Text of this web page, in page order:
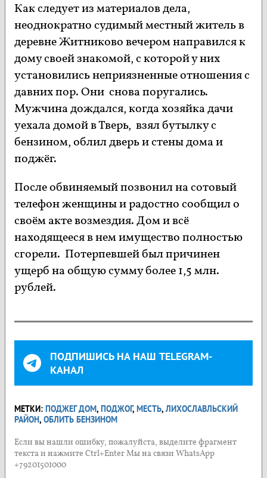
Как следует из материалов дела,
неоднократно судимый местный житель в
деревне Житниково вечером направился к
дому своей знакомой, с которой у них
установились неприязненные отношения с
давних пор. Они снова поругались.
Мужчина дождался, когда хозяйка дачи
уехала домой в Тверь, взял бутылку с
бензином, облил дверь и стены дома и
поджёг.
После обвиняемый позвонил на сотовый
телефон женщины и радостно сообщил о
своём акте возмездия. Дом и всё
находящееся в нем имущество полностью
сгорели. Потерпевшей был причинен
ущерб на общую сумму более 1,5 млн.
рублей.
ПОДПИШИСЬ НА НАШ TELEGRAM-
КАНАЛ
МЕТКИ: ПОДЖЕГ ДОМ, ПОДЖОГ, МЕСТЬ,ЛИХОСЛАВЛЬСКИЙ
РАЙОН, ОБЛИТЬ БЕНЗИНОМ
Если вы нашли ошибку, пожалуйста, выделите фрагмент
текста и нажмите Ctrl+Enter Мы на связи WhatsApp
+79201501000